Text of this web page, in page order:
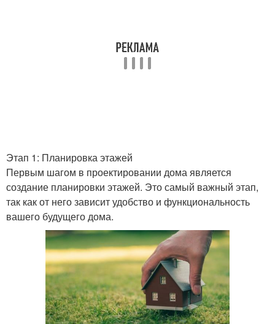
Этап 1: Планировка этажей
Первым шагом в проектировании дома является
создание планировки этажей. Это самый важный этап,
так как от него зависит удобство и функциональность
вашего будущего дома.